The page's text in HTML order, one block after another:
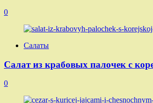
0
Салаты
Салат из крабовых палочек с
0